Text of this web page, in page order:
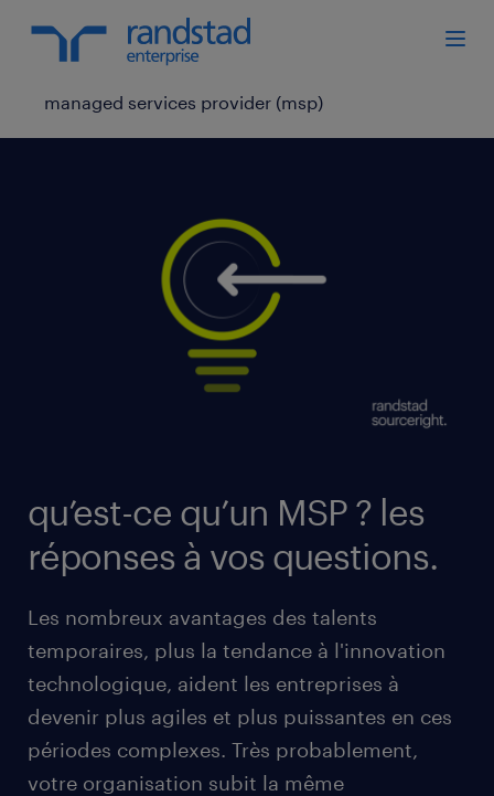
managed services provider (msp)
qu’est-ce qu’un MSP ? les
réponses à vos questions.
Les nombreux avantages des talents
temporaires, plus la tendance à l'innovation
technologique, aident les entreprises à
devenir plus agiles et plus puissantes en ces
périodes complexes. Très probablement,
votre organisation subit la même